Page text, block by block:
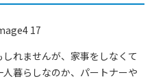
しれませんが、家事をしなくて
暮らしなのか、パートナーや